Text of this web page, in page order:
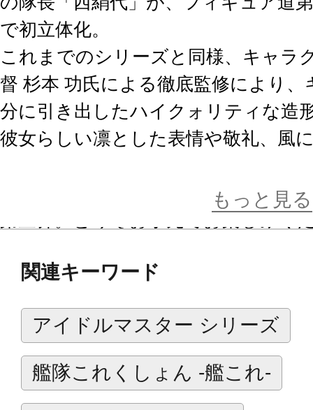
で初立体化。
これまでのシリーズと同様、キャラ
督 杉本 功氏による徹底監修により
分に引き出したハイクォリティな造
彼女らしい凛とした表情や敬礼、風
ガールズ＆パンツァー フィギュア
もっと見る
関連キーワード
アイドルマスター シリーズ
艦隊これくしょん -艦これ-